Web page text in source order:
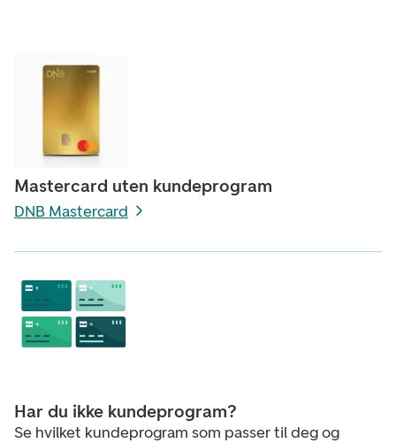
Mastercard uten kundeprogram
DNB Mastercard
Har du ikke kundeprogram?
Se hvilket kundeprogram som passer til deg og